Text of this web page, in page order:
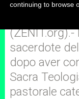
sacerdote
dopo aver
Sacra
pastorale
continuing to browse